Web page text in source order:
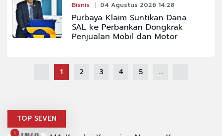
Bisnis 04 Agustus 2026 14:28
Purbaya Klaim Suntikan Dana
SAL ke Perbankan Dongkrak
Penjualan Mobil dan Motor
1 2 3 4 5 ...
TOP SEVEN
1